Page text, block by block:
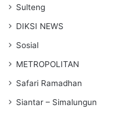
Sulteng
DIKSI NEWS
Sosial
METROPOLITAN
Safari Ramadhan
Siantar – Simalungun